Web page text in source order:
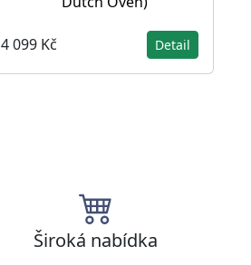
4 099 Kč Detail
Široká nabídka